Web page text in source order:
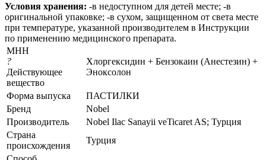
Условия хранения: -в недоступном для детей месте; -в
оригинальной упаковке; -в сухом, защищенном от света месте
при температуре, указанной производителем в Инструкции
по применению медицинского препарата.
МНН
?
Действующее
вещество
Хлоргексидин + Бензокаин (Анестезин) +
Эноксолон
Форма выпуска
ПАСТИЛКИ
Бренд
Nobel
Производитель
Nobel Ilac Sanayii veTicaret AS; Турция
Страна
происхождения
Турция